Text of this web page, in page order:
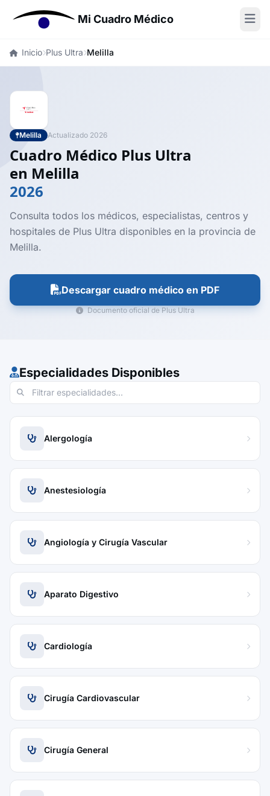
Mi Cuadro Médico
Inicio Plus Ultra Melilla
Melilla Actualizado 2026
Cuadro Médico Plus Ultra
en Melilla
2026
Consulta todos los médicos, especialistas, centros y
hospitales de Plus Ultra disponibles en la provincia de
Melilla.
Descargar cuadro médico en PDF
Documento oficial de Plus Ultra
Especialidades Disponibles
Alergología
Anestesiología
Angiología y Cirugía Vascular
Aparato Digestivo
Cardiología
Cirugía Cardiovascular
Cirugía General